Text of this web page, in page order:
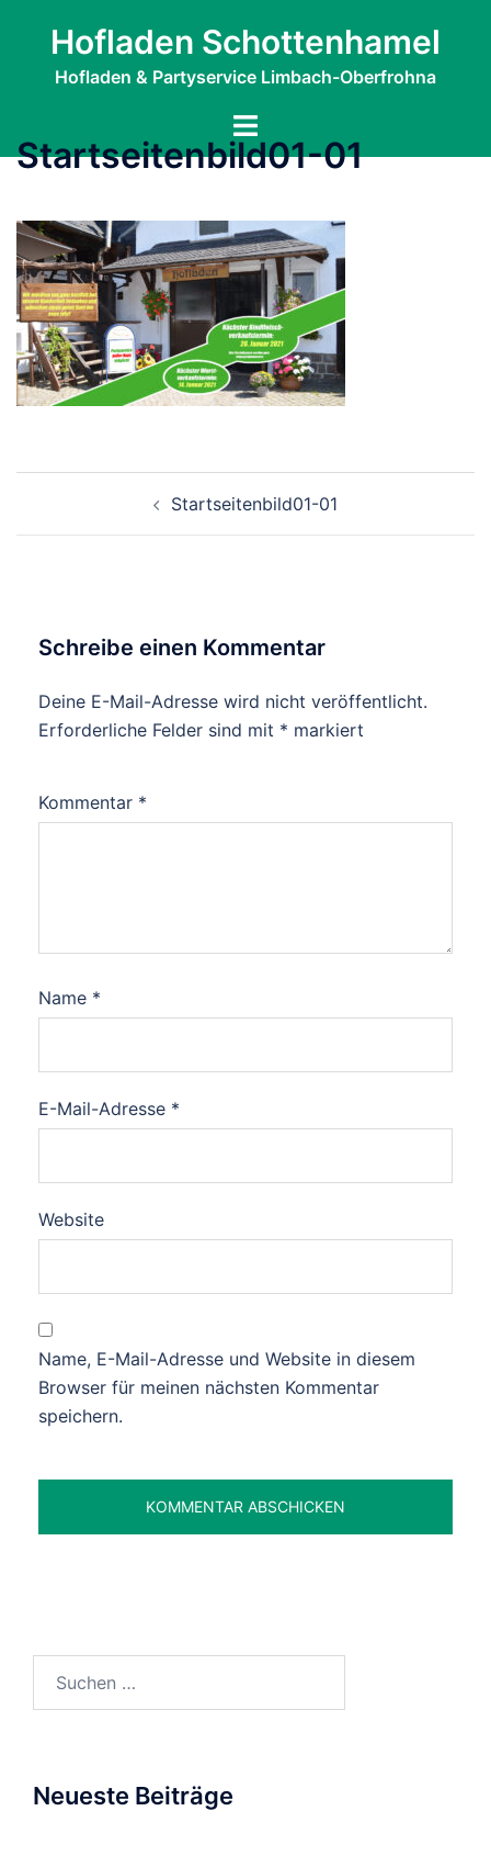
springen
Hofladen Schottenhamel
Hofladen & Partyservice Limbach-Oberfrohna
Menü
umschalten
Startseitenbild01-01
Startseitenbild01-01
Schreibe einen Kommentar
Deine E-Mail-Adresse wird nicht veröffentlicht.
Erforderliche Felder sind mit * markiert
Kommentar *
Name *
E-Mail-Adresse *
Website
Name, E-Mail-Adresse und Website in diesem
Browser für meinen nächsten Kommentar
speichern.
Neueste Beiträge